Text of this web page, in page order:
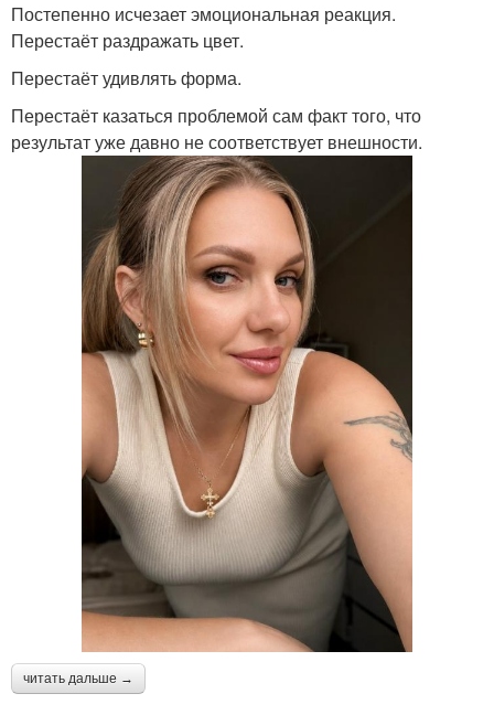
Постепенно исчезает эмоциональная реакция.
Перестаёт раздражать цвет.
Перестаёт удивлять форма.
Перестаёт казаться проблемой сам факт того, что
результат уже давно не соответствует внешности.
читать дальше →